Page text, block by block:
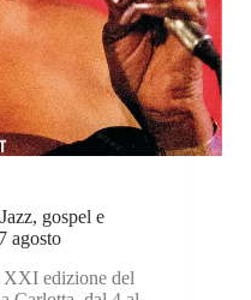
gospel e
agosto
XXI edizione del